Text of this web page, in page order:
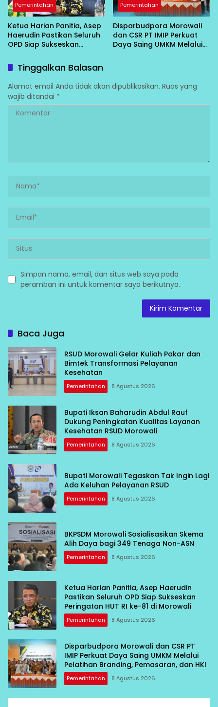
Pemerintahan
Ketua Harian Panitia, Asep
Haerudin Pastikan Seluruh
OPD Siap Sukseskan
Morowali
Pemerintahan
Disparbudpora Morowali
dan CSR PT IMIP Perkuat
Daya Saing UMKM Melalui
Tinggalkan Balasan
Alamat email Anda tidak akan dipublikasikan. Ruas yang
wajib ditandai *
Simpan nama, email, dan situs web saya pada
peramban ini untuk komentar saya berikutnya.
Baca Juga
RSUD Morowali Gelar Kuliah Pakar dan
Bimtek Transformasi Pelayanan
Kesehatan
Pemerintahan 8 Agustus 2026
Bupati Iksan Baharudin Abdul Rauf
Dukung Peningkatan Kualitas Layanan
Kesehatan RSUD Morowali
Pemerintahan 8 Agustus 2026
Bupati Morowali Tegaskan Tak Ingin Lagi
Ada Keluhan Pelayanan RSUD
Pemerintahan 8 Agustus 2026
BKPSDM Morowali Sosialisasikan Skema
Alih Daya bagi 349 Tenaga Non-ASN
Pemerintahan 8 Agustus 2026
Ketua Harian Panitia, Asep Haerudin
Pastikan Seluruh OPD Siap Sukseskan
Peringatan HUT RI ke-81 di Morowali
Pemerintahan 8 Agustus 2026
Disparbudpora Morowali dan CSR PT
IMIP Perkuat Daya Saing UMKM Melalui
Pelatihan Branding, Pemasaran, dan HKI
Pemerintahan 8 Agustus 2026